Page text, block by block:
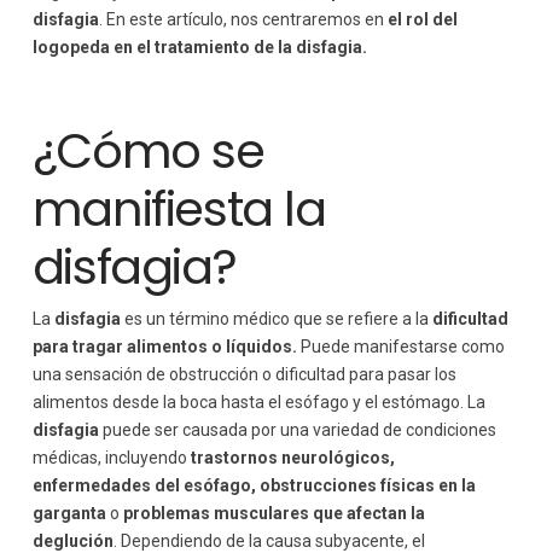
disfagia. En este artículo, nos centraremos en el rol del
logopeda en el tratamiento de la disfagia.
¿Cómo se
manifiesta la
disfagia?
La disfagia es un término médico que se refiere a la dificultad
para tragar alimentos o líquidos. Puede manifestarse como
una sensación de obstrucción o dificultad para pasar los
alimentos desde la boca hasta el esófago y el estómago. La
disfagia puede ser causada por una variedad de condiciones
médicas, incluyendo trastornos neurológicos,
enfermedades del esófago, obstrucciones físicas en la
garganta o problemas musculares que afectan la
deglución. Dependiendo de la causa subyacente, el